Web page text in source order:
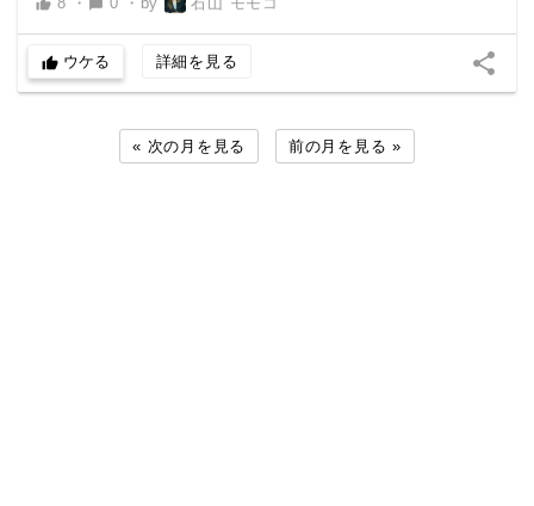
thumb_up chat_bubble
thumb_up ウケる 詳細を見る share
« 次の月を見る 前の月を見る »